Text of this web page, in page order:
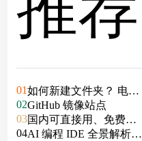
01如何新建文件夹？ 电脑
新建文件夹的4种方法
02GitHub 镜像站点
03国内可直接用、免费额
度/永久免费的大模型AP
04AI 编程 IDE 全景解析 2